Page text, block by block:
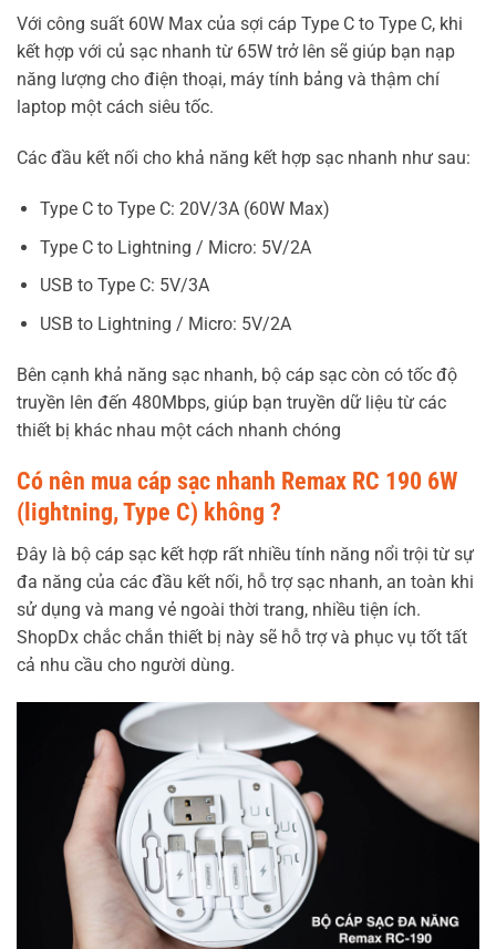
Với công suất 60W Max của sợi cáp Type C to Type C, khi
kết hợp với củ sạc nhanh từ 65W trở lên sẽ giúp bạn nạp
năng lượng cho điện thoại, máy tính bảng và thậm chí
laptop một cách siêu tốc.
Các đầu kết nối cho khả năng kết hợp sạc nhanh như sau:
Type C to Type C: 20V/3A (60W Max)
Type C to Lightning / Micro: 5V/2A
USB to Type C: 5V/3A
USB to Lightning / Micro: 5V/2A
Bên cạnh khả năng sạc nhanh, bộ cáp sạc còn có tốc độ
truyền lên đến 480Mbps, giúp bạn truyền dữ liệu từ các
thiết bị khác nhau một cách nhanh chóng
Có nên mua cáp sạc nhanh Remax RC 190 6W
(lightning, Type C) không ?
Đây là bộ cáp sạc kết hợp rất nhiều tính năng nổi trội từ sự
đa năng của các đầu kết nối, hỗ trợ sạc nhanh, an toàn khi
sử dụng và mang vẻ ngoài thời trang, nhiều tiện ích.
ShopDx chắc chắn thiết bị này sẽ hỗ trợ và phục vụ tốt tất
cả nhu cầu cho người dùng.